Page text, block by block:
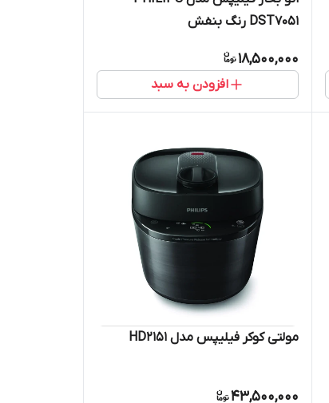
DST7051 رنگ بنفش
18,500,000
افزودن به سبد
مولتی کوکر فیلیپس مدل HD2151
43,500,000